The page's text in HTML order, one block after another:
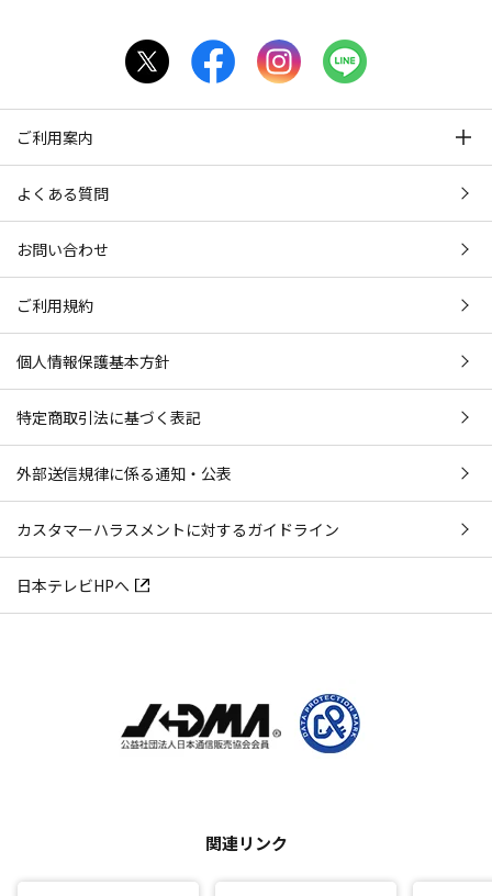
ご利用案内
よくある質問
お問い合わせ
ご利用規約
個人情報保護基本方針
特定商取引法に基づく表記
外部送信規律に係る通知・公表
カスタマーハラスメントに対するガイドライン
日本テレビHPへ
関連リンク